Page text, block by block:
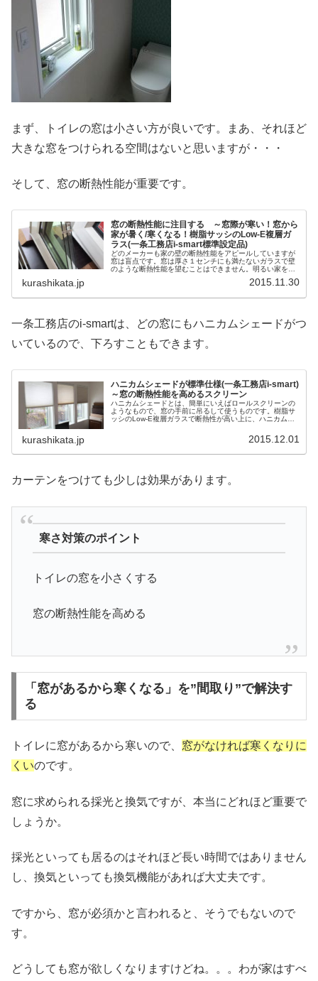
まず、トイレの窓は小さい方が良いです。まあ、それほど
大きな窓をつけられる空間はないと思いますが・・・
そして、窓の断熱性能が重要です。
窓の断熱性能に注目する ～窓際が寒い！窓から
家が暑く/寒くなる！樹脂サッシのLow-E複層ガ
ラス(一条工務店i-smart標準設定品)
どのメーカーも家の壁の断熱性能をアピールしていますが
窓は盲点です。窓は厚さ１センチにも満たないガラスで壁
のような断熱性能を望むことはできません。明るい家を作
部分がなくなるのです。窓の断熱性能をしっかりしておか
kurashikata.jp 2015.11.30
一条工務店のi-smartは、どの窓にもハニカムシェードがつ
いているので、下ろすこともできます。
ハニカムシェードが標準仕様(一条工務店i-smart)
～窓の断熱性能を高めるスクリーン
ハニカムシェードとは、簡単にいえばロールスクリーンの
ようなもので、窓の手前に吊るして使うものです。樹脂サ
ッシのLow-E複層ガラスで断熱性が高い上に、ハニカムシ
ードと、手動と電動があり、全窓に標準仕様となっていま
kurashikata.jp 2015.12.01
カーテンをつけても少しは効果があります。
寒さ対策のポイント
トイレの窓を小さくする
窓の断熱性能を高める
「窓があるから寒くなる」を”間取り”で解決す
る
トイレに窓があるから寒いので、 窓がなければ寒くなりに
くいのです。
窓に求められる採光と換気ですが、本当にどれほど重要で
しょうか。
採光といっても居るのはそれほど長い時間ではありません
し、換気といっても換気機能があれば大丈夫です。
ですから、窓が必須かと言われると、そうでもないので
す。
どうしても窓が欲しくなりますけどね。。。わが家はすべ